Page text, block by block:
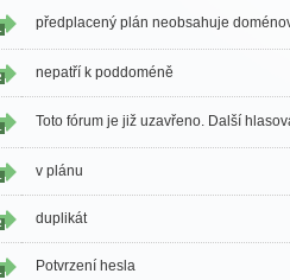
předplacený plán neobsahuje
nepatří k poddoméně
Toto fórum je již uzavřeno. Další
v plánu
duplikát
Potvrzení hesla